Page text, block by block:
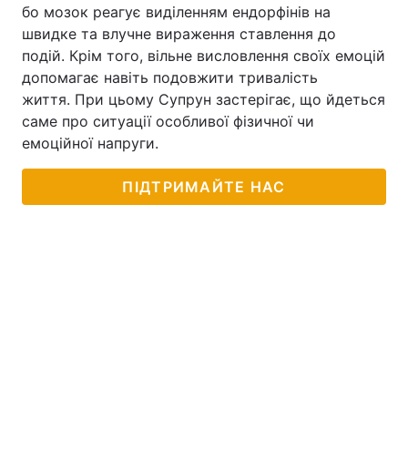
бо мозок реагує виділенням ендорфінів на
швидке та влучне вираження ставлення до
подій. Крім того, вільне висловлення своїх емоцій
допомагає навіть подовжити тривалість
життя. При цьому Супрун застерігає, що йдеться
саме про ситуації особливої фізичної чи
емоційної напруги.
ПІДТРИМАЙТЕ НАС